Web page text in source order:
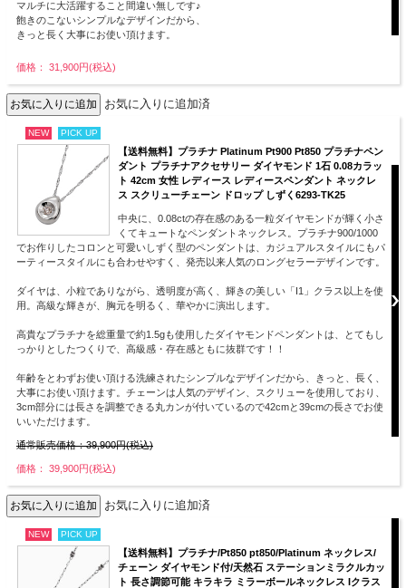
マルチに大活躍すること間違い無しです♪
飽きのこないシンプルなデザインだから、
きっと長く大事にお使い頂けます。
価格： 31,900円(税込)
お気に入りに追加済
NEW PICK UP
【送料無料】プラチナ Platinum Pt900 Pt850 プラチナペン
ダント プラチナアクセサリー ダイヤモンド 1石 0.08カラッ
ト 42cm 女性 レディース レディースペンダント ネックレ
ス スクリューチェーン ドロップ しずく6293-TK25
中央に、0.08ctの存在感のある一粒ダイヤモンドが輝く小さ
くてキュートなペンダントネックレス。プラチナ900/1000
でお作りしたコロンと可愛いしずく型のペンダントは、カジュアルスタイルにもパ
ーティースタイルにも合わせやすく、発売以来人気のロングセラーデザインです。
ダイヤは、小粒でありながら、透明度が高く、輝きの美しい「I1」クラス以上を使
用。高級な輝きが、胸元を明るく、華やかに演出します。
高貴なプラチナを総重量で約1.5gも使用したダイヤモンドペンダントは、とてもし
っかりとしたつくりで、高級感・存在感ともに抜群です！！
年齢をとわずお使い頂ける洗練されたシンプルなデザインだから、きっと、長く、
大事にお使い頂けます。チェーンは人気のデザイン、スクリューを使用しており、
3cm部分には長さを調整できる丸カンが付いているので42cmと39cmの長さでお使
いいただけます。
通常販売価格：39,900円(税込)
価格： 39,900円(税込)
お気に入りに追加済
NEW PICK UP
【送料無料】プラチナ/Pt850 pt850/Platinum ネックレス/
チェーン ダイヤモンド付/天然石 ステーションミラクルカッ
ト 長さ調節可能 キラキラ ミラーボールネックレス Iクラス